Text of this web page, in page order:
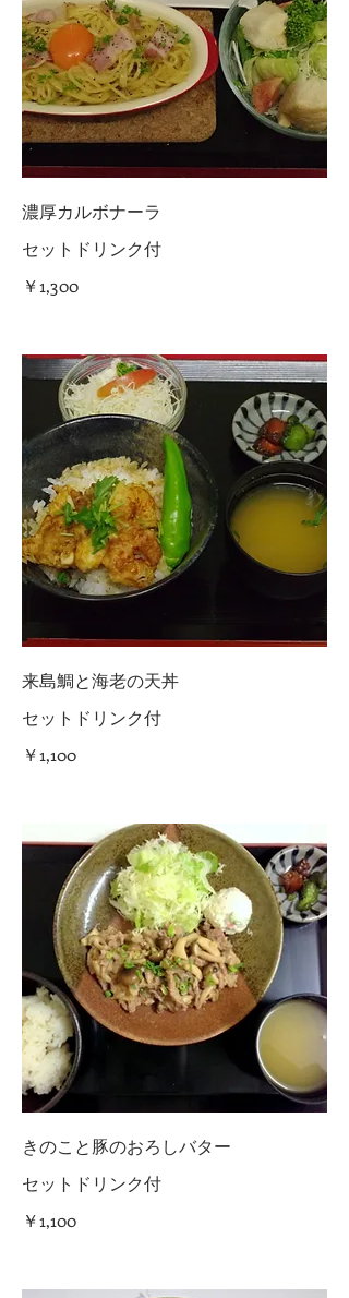
濃厚カルボナーラ
セットドリンク付
￥1,300
来島鯛と海老の天丼
セットドリンク付
￥1,100
きのこと豚のおろしバター
セットドリンク付
￥1,100